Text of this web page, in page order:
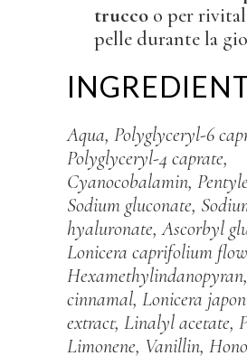
trucco o per
pelle durante la
Aqua, Polyglyceryl-6
Polyglyceryl-4 caprate,
Cyanocobalamin,
Sodium gluconate,
hyaluronate, Ascorbyl
Lonicera caprifolium
cinnamal, Lonicera
extract, Linalyl acetate,
Limonene, Vanillin,